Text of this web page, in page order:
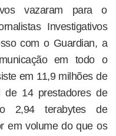
vazaram para o
Investigativos
com o Guardian, a
em todo o
em 11,9 milhões de
de 14 prestadores de
2,94 terabytes de
em volume do que os